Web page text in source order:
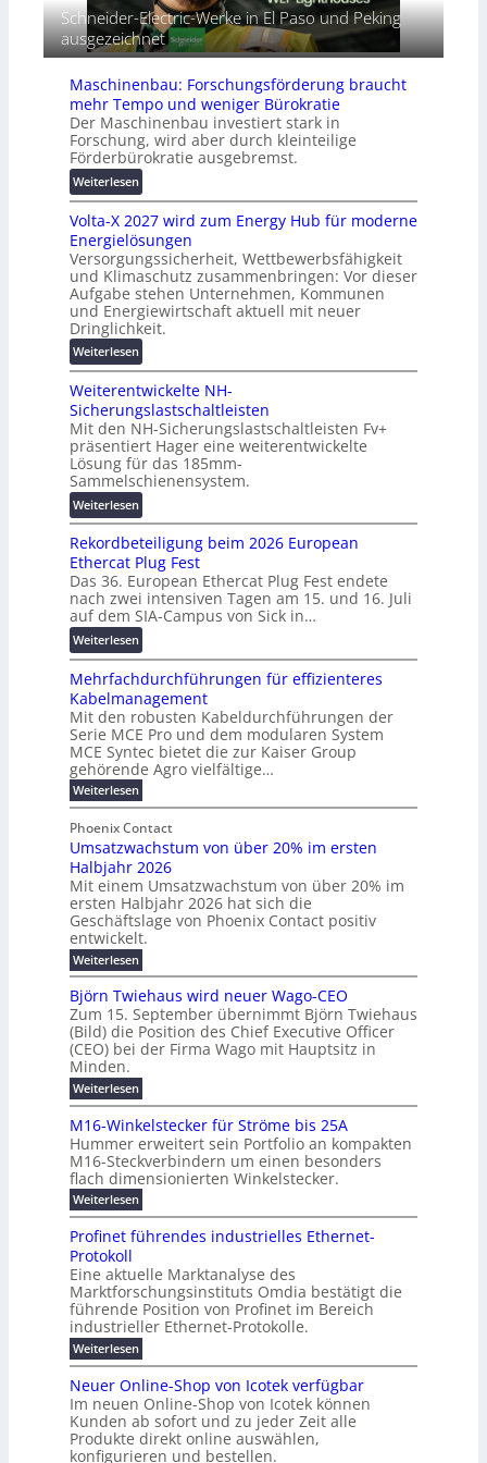
u
t
o
m
a
t
i
s
i
e
r
u
n
s
l
ö
s
u
n
g
e
n
i
a
l
e
i
h
e
n
d
e
G
e
r
ä
t
e
c
h
u
t
z
u
n
d
d
i
g
i
t
a
l
e
T
r
a
n
s
p
a
r
e
n
z
Schneider-Electric-Werke in El Paso und Peking
ausgezeichnet
Maschinenbau: Forschungsförderung braucht
mehr Tempo und weniger Bürokratie
Der Maschinenbau investiert stark in
Forschung, wird aber durch kleinteilige
Förderbürokratie ausgebremst.
Weiterlesen:
M
a
s
c
h
i
n
e
n
b
a
u
:
F
o
r
s
h
u
n
g
s
f
r
d
e
r
u
n
g
b
r
a
u
c
h
t
m
e
h
r
T
m
p
o
u
n
d
w
e
n
g
e
B
ü
o
k
r
a
Volta-X 2027 wird zum Energy Hub für moderne
Energielösungen
Versorgungssicherheit, Wettbewerbsfähigkeit
und Klimaschutz zusammenbringen: Vor dieser
Aufgabe stehen Unternehmen, Kommunen
und Energiewirtschaft aktuell mit neuer
Dringlichkeit.
Weiterlesen:
V
o
l
t
a
-
X
2
0
2
7
w
i
r
d
z
u
m
E
n
e
r
g
u
b
f
ü
r
m
o
d
e
r
n
e
E
e
r
g
i
e
l
s
u
n
g
e
n
Weiterentwickelte NH-
Sicherungslastschaltleisten
Mit den NH-Sicherungslastschaltleisten Fv+
präsentiert Hager eine weiterentwickelte
Lösung für das 185mm-
Sammelschienensystem.
Weiterlesen:
W
e
i
t
e
r
e
n
t
w
i
c
k
e
l
e
N
H
-
S
i
c
h
e
r
u
n
s
l
a
s
t
s
c
h
a
t
e
i
s
t
n
Rekordbeteiligung beim 2026 European
Ethercat Plug Fest
Das 36. European Ethercat Plug Fest endete
nach zwei intensiven Tagen am 15. und 16. Juli
auf dem SIA-Campus von Sick in…
Weiterlesen:
R
e
k
o
r
d
b
e
e
i
l
i
g
u
n
g
b
e
i
m
0
2
6
E
u
r
o
e
n
E
t
e
r
a
t
Mehrfachdurchführungen für effizienteres
Kabelmanagement
Mit den robusten Kabeldurchführungen der
Serie MCE Pro und dem modularen System
MCE Syntec bietet die zur Kaiser Group
gehörende Agro vielfältige…
Weiterlesen:
M
h
r
f
a
c
h
d
u
r
c
f
ü
h
r
n
g
e
n
f
ü
r
e
ff
i
z
i
n
t
e
r
e
s
K
a
b
e
l
m
a
Phoenix Contact
Umsatzwachstum von über 20% im ersten
Halbjahr 2026
Mit einem Umsatzwachstum von über 20% im
ersten Halbjahr 2026 hat sich die
Geschäftslage von Phoenix Contact positiv
entwickelt.
Weiterlesen:
U
m
s
a
t
z
a
c
h
s
t
u
m
v
o
n
ü
b
r
2
0
%
i
m
e
r
t
e
n
Björn Twiehaus wird neuer Wago-CEO
Zum 15. September übernimmt Björn Twiehaus
(Bild) die Position des Chief Executive Officer
(CEO) bei der Firma Wago mit Hauptsitz in
Minden.
Weiterlesen:
B
ö
r
n
T
w
i
h
u
s
w
r
d
n
e
u
r
W
a
M16-Winkelstecker für Ströme bis 25A
Hummer erweitert sein Portfolio an kompakten
M16-Steckverbindern um einen besonders
flach dimensionierten Winkelstecker.
Weiterlesen:
M
1
6
W
i
n
k
e
l
s
t
e
c
k
e
r
Profinet führendes industrielles Ethernet-
Protokoll
Eine aktuelle Marktanalyse des
Marktforschungsinstituts Omdia bestätigt die
führende Position von Profinet im Bereich
industrieller Ethernet-Protokolle.
Weiterlesen:
P
r
o
i
n
e
Neuer Online-Shop von Icotek verfügbar
Im neuen Online-Shop von Icotek können
Kunden ab sofort und zu jeder Zeit alle
Produkte direkt online auswählen,
konfigurieren und bestellen.